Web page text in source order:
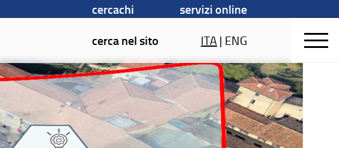
cercachi
servizi online
cerca nel sito
ITA| ENG